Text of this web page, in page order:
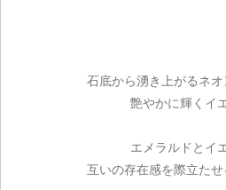
石底から湧き上がるネオ
艶やかに輝くイ
エメラルドとイ
互いの存在感を際立たせ